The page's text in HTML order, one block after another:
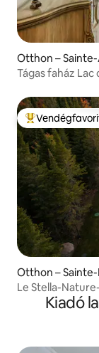
Otthon –
Tágas faház Lac
Kiemelt
Otthon –
Le Stella-
Kiadó